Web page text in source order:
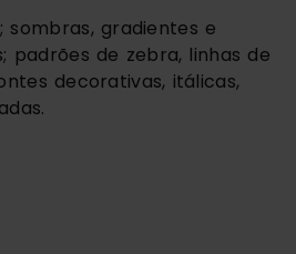
sombras, gradientes e
padrões de zebra, linhas de
decorativas, itálicas,